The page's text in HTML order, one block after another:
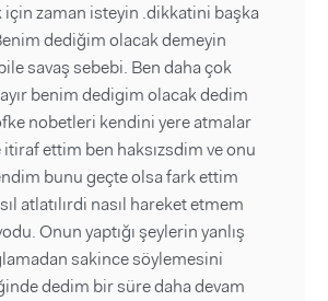
zaman isteyin .dikkatini başka
dediğim olacak demeyin
savaş sebebi. Ben daha çok
benim dedigim olacak dedim
nobetleri kendini yere atmalar
ettim ben haksızsdim ve onu
bunu geçte olsa fark ettim
atlatılırdi nasıl hareket etmem
Onun yaptığı şeylerin yanlış
sakince söylemesini
dedim bir süre daha devam